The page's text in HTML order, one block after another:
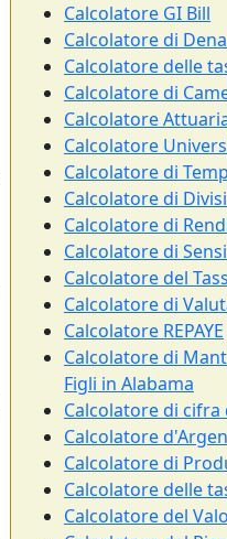
Calcolatore GI Bill
Calcolatore di
Calcolatore delle
Calcolatore di
Calcolatore
Calcolatore
Calcolatore di
Calcolatore di
Calcolatore di
Calcolatore di
Calcolatore del
Calcolatore di
Calcolatore REPAYE
Calcolatore di
Figli in Alabama
Calcolatore di
Calcolatore
Calcolatore di
Calcolatore delle
Calcolatore del